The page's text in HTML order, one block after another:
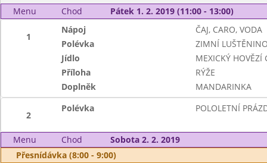
Menu Chod Pátek 1. 2. 2019 (11:00 - 13:00)
1
Nápoj
ČAJ, CARO, VODA
Polévka
ZIMNÍ
Jídlo
MEXICKÝ HOVĚZÍ
Příloha
RÝŽE
Doplněk
MANDARINKA
2
Polévka POLOLETNÍ
Menu Chod
Sobota 2. 2. 2019
Přesnídávka (8:00 - 9:00)